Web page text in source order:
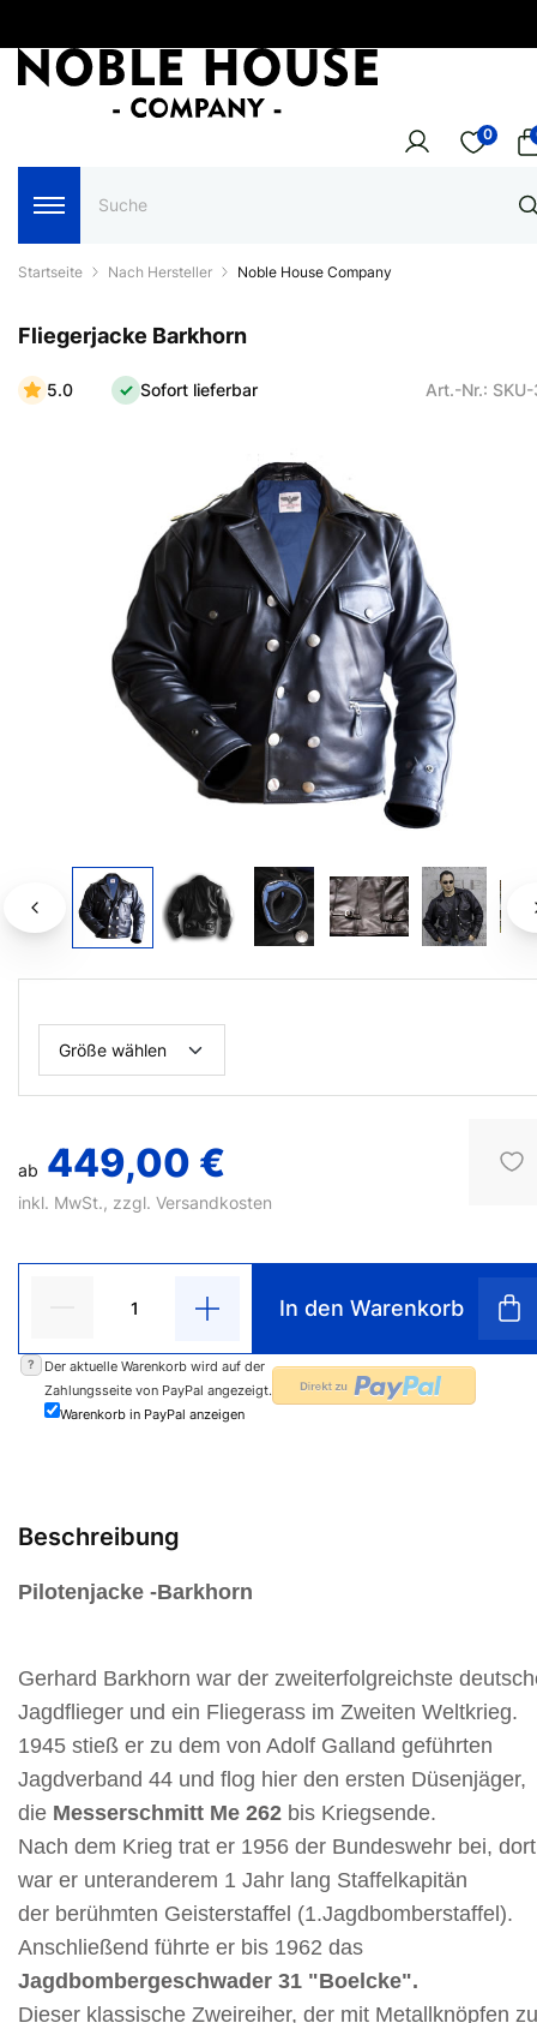
0
Startseite Nach Hersteller Noble House Company
Fliegerjacke Barkhorn
5.0 Sofort lieferbar Art.-Nr.:
ab 449,00 €
inkl. MwSt., zzgl. Versandkosten
In den Warenkorb
?
Der aktuelle Warenkorb wird auf der
Zahlungsseite von PayPal angezeigt.
Warenkorb in PayPal anzeigen
Beschreibung
Pilotenjacke -Barkhorn
Gerhard Barkhorn war der zweiterfolgreichste
Jagdflieger und ein Fliegerass im Zweiten Weltkrieg.
1945 stieß er zu dem von Adolf Galland geführten
Jagdverband 44 und flog hier den ersten Düsenjäger,
die Messerschmitt Me 262 bis Kriegsende.
Nach dem Krieg trat er 1956 der Bundeswehr bei, dort
war er unteranderem 1 Jahr lang Staffelkapitän
der berühmten Geisterstaffel (1.Jagdbomberstaffel).
Anschließend führte er bis 1962 das
Jagdbombergeschwader 31 "Boelcke".
Dieser klassische Zweireiher, der mit Metallknöpfen zu